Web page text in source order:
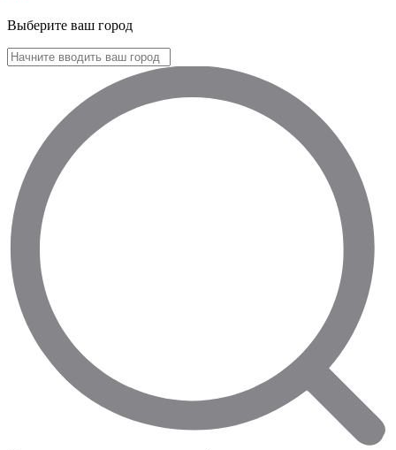
Выберите ваш город